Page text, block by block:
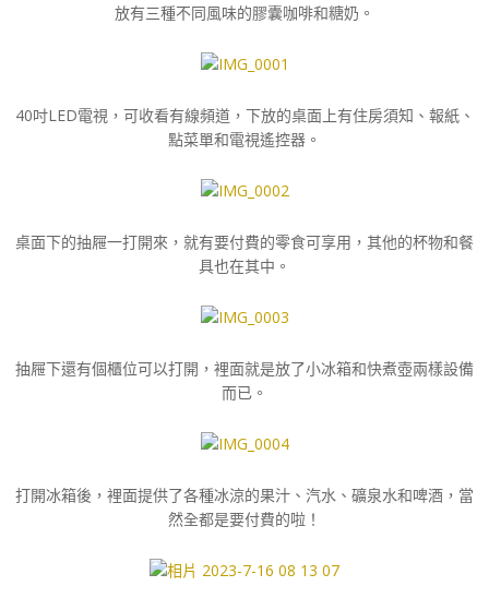
放有三種不同風味的膠囊咖啡和糖奶。
40吋LED電視，可收看有線頻道，下放的桌面上有住房須知、報紙、
點菜單和電視遙控器。
桌面下的抽屜一打開來，就有要付費的零食可享用，其他的杯物和餐
具也在其中。
抽屜下還有個櫃位可以打開，裡面就是放了小冰箱和快煮壺兩樣設備
而已。
打開冰箱後，裡面提供了各種冰涼的果汁、汽水、礦泉水和啤酒，當
然全都是要付費的啦！